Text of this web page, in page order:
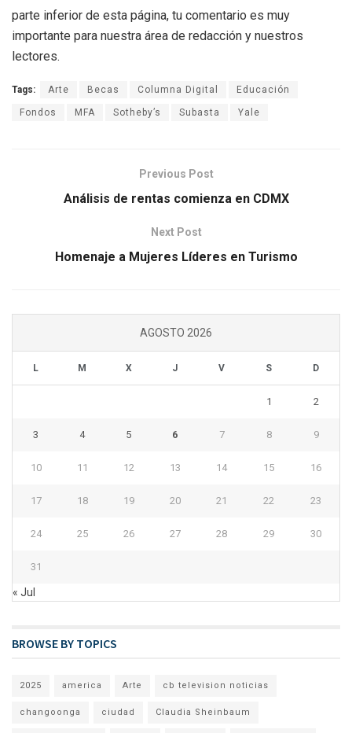
parte inferior de esta página, tu comentario es muy
importante para nuestra área de redacción y nuestros
lectores.
Tags: Arte Becas Columna Digital Educación
Fondos MFA Sotheby’s Subasta Yale
Previous Post
Análisis de rentas comienza en CDMX
Next Post
Homenaje a Mujeres Líderes en Turismo
AGOSTO 2026
L M X J V S D
1 2
3 4 5 6 7 8 9
10 11 12 13 14 15 16
17 18 19 20 21 22 23
24 25 26 27 28 29 30
31
« Jul
BROWSE BY TOPICS
2025 america Arte cb television noticias
changoonga ciudad Claudia Sheinbaum